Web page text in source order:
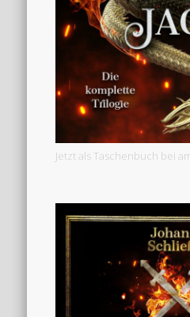
Jetzt als Taschenbuch bei